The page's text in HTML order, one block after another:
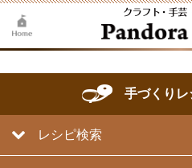
手づくり
レシピ検索